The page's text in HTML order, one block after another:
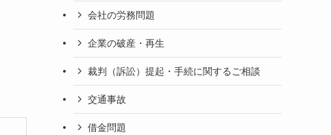
会社の労務問題
企業の破産・再生
裁判（訴訟）提起・手続に関するご相談
交通事故
借金問題